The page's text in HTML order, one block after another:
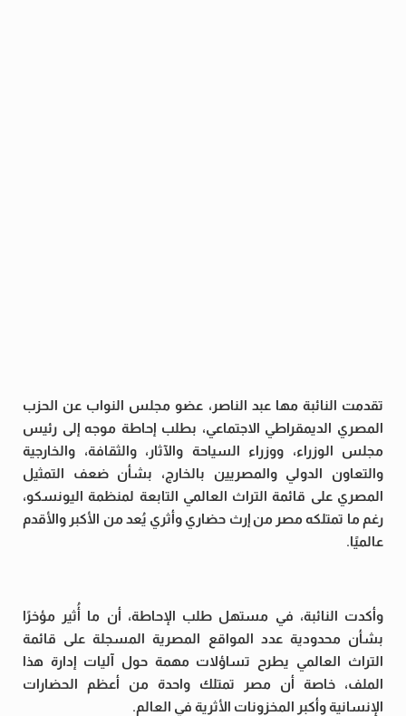
تقدمت النائبة مها عبد الناصر، عضو مجلس النواب عن الحزب
المصري الديمقراطي الاجتماعي، بطلب إحاطة موجه إلى رئيس
مجلس الوزراء، ووزراء السياحة والآثار، والثقافة، والخارجية
والتعاون الدولي والمصريين بالخارج، بشأن ضعف التمثيل
المصري على قائمة التراث العالمي التابعة لمنظمة اليونسكو،
رغم ما تمتلكه مصر من إرث حضاري وأثري يُعد من الأكبر والأقدم
عالميًا.
وأكدت النائبة، في مستهل طلب الإحاطة، أن ما أُثير مؤخرًا
بشأن محدودية عدد المواقع المصرية المسجلة على قائمة
التراث العالمي يطرح تساؤلات مهمة حول آليات إدارة هذا
الملف، خاصة أن مصر تمتلك واحدة من أعظم الحضارات
الإنسانية وأكبر المخزونات الأثرية في العالم.